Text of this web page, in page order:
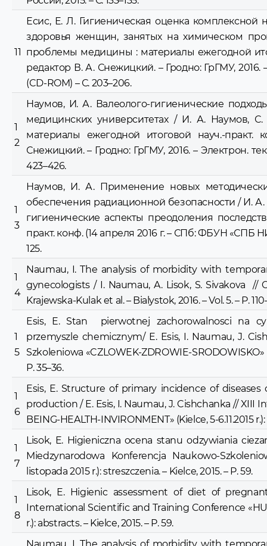
11
Есис, Е. Л. Гигиеническая оценка комплексной
здоровья женщин, занятых на химическом
проблемы медицины : материалы ежегодной
редактор В. А. Снежицкий. – Гродно: ГрГМУ, 2016.
(CD-ROM) – С. 203–206.
1
2
Наумов, И. А. Валеолого-гигиенические
медицинских университетах / И. А. Наумов,
материалы ежегодной итоговой науч.-
Снежицкий. – Гродно: ГрГМУ, 2016. – Электрон.
423–426.
1
3
Наумов, И. А. Применение новых
обеспечения радиационной безопасности / И.
гигиенические аспекты преодоления
практ. конф. (14 апреля 2016 г. – СПб: ФБУН «СПБ
125.
1
4
Naumau, I. The analysis of morbidity with
gynecologists / I. Naumau, A. Lisok, S. Sivakova
Krajewska-Kulak et al. – Bialystok, 2016. – Vol. 5. – P.
1
5
Esis, E. Stan pierwotnej zachorowalnosci na
przemyszle chemicznym/ E. Esis, I. Naumau, J.
Szkoleniowa «CZLOWEK-ZDROWIE-SRODOWISKO»
P. 35–36.
1
6
Esis, E. Structure of primary incidence of
production / E. Esis, I. Naumau, J. Cishchanka //
BEING-HEALTH-INVIRONMENT» (Kielce, 5-6.11.2015
1
7
Lisok, E. Higieniczna ocena stanu odzywiania
Miedzynarodowa Konferencja Naukowo-
listopada 2015 r.): streszczenia. – Kielce, 2015. – P. 59.
1
8
Lisok, E. Higienic assessment of diet of
International Scientific and Training Conference
r.): abstracts. – Kielce, 2015. – P. 59.